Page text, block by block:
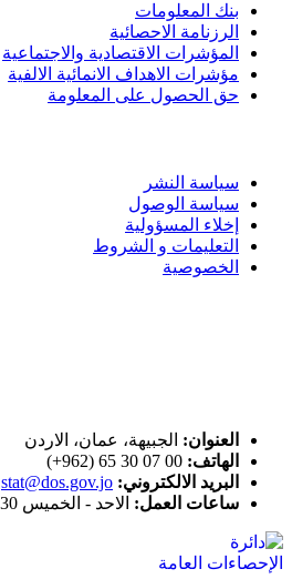
بنك المعلومات
الرزنامة الاحصائية
المؤشرات الاقتصادية والاجتماعية
مؤشرات الاهداف الانمائية الالفية
حق الحصول على المعلومة
سياسة النشر
سياسة الوصول
إخلاء المسؤولية
التعليمات و الشروط
الخصوصية
العنوان: الجبيهة، عمان، الاردن
الهاتف: 00 07 30 65 (962+)
البريد الالكتروني: stat@dos.gov.jo
ساعات العمل: الاحد - الخميس 8:30 صباحاً- 3:30 مساءاً